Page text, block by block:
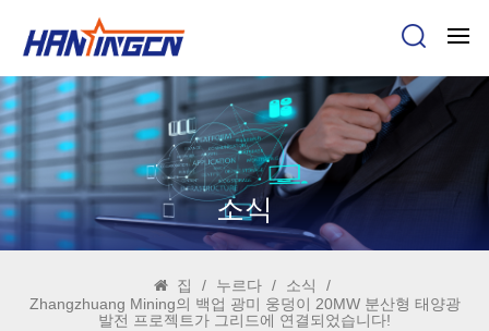
소식
집 / 누르다 / 소식
/
Zhangzhuang Mining의 백업 광미 웅덩이 20MW 분산형 태양광
발전 프로젝트가 그리드에 연결되었습니다!